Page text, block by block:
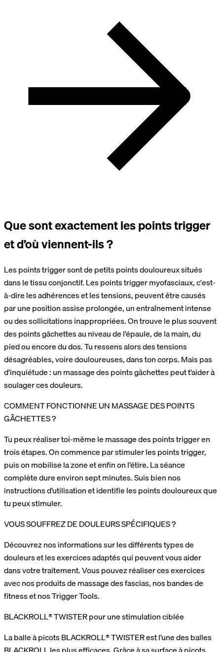
Que sont exactement les points trigger
et d’où viennent-ils ?
Les points trigger sont de petits points douloureux situés
dans le tissu conjonctif. Les points trigger myofasciaux, c'est-
à-dire les adhérences et les tensions, peuvent être causés
par une position assise prolongée, un entraînement intense
ou des sollicitations inappropriées. On trouve le plus souvent
des points gâchettes au niveau de l’épaule, de la main, du
pied ou encore du dos. Tu ressens alors des tensions
désagréables, voire douloureuses, dans ton corps. Mais pas
d’inquiétude : un massage des points gâchettes peut t’aider à
soulager ces douleurs.
COMMENT FONCTIONNE UN MASSAGE DES POINTS
GÂCHETTES ?
Tu peux réaliser toi-même le massage des points trigger en
trois étapes. On commence par stimuler les points trigger,
puis on mobilise la zone et enfin on l’étire. La séance
complète dure environ sept minutes. Suis bien nos
instructions d’utilisation et identifie les points douloureux que
tu peux stimuler.
VOUS SOUFFREZ DE DOULEURS SPÉCIFIQUES ?
Découvrez nos informations sur les différents types de
douleurs et les exercices adaptés qui peuvent vous aider
dans votre traitement. Vous pouvez réaliser ces exercices
avec nos produits de massage des fascias, nos bandes de
fitness et nos Trigger Tools.
BLACKROLL® TWISTER pour une stimulation ciblée
La balle à picots BLACKROLL® TWISTER est l’une des balles